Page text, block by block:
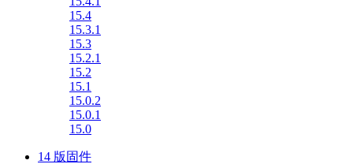
15.4
15.3.1
15.3
15.2.1
15.2
15.1
15.0.2
15.0.1
15.0
14 版固件